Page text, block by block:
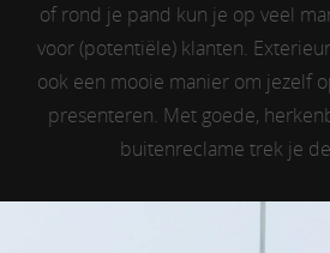
of rond je pand kun je op veel
voor (potentiële) klanten.
ook een mooie manier om jezelf
presenteren. Met goede,
buitenreclame trek je